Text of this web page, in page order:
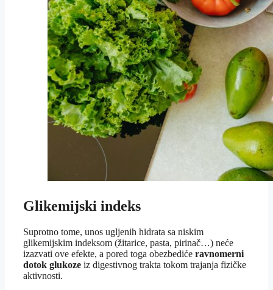
Glikemijski indeks
Suprotno tome, unos ugljenih hidrata sa niskim
glikemijskim indeksom (žitarice, pasta, pirinač…) neće
izazvati ove efekte, a pored toga obezbediće ravnomerni
dotok glukoze iz digestivnog trakta tokom trajanja fizičke
aktivnosti.